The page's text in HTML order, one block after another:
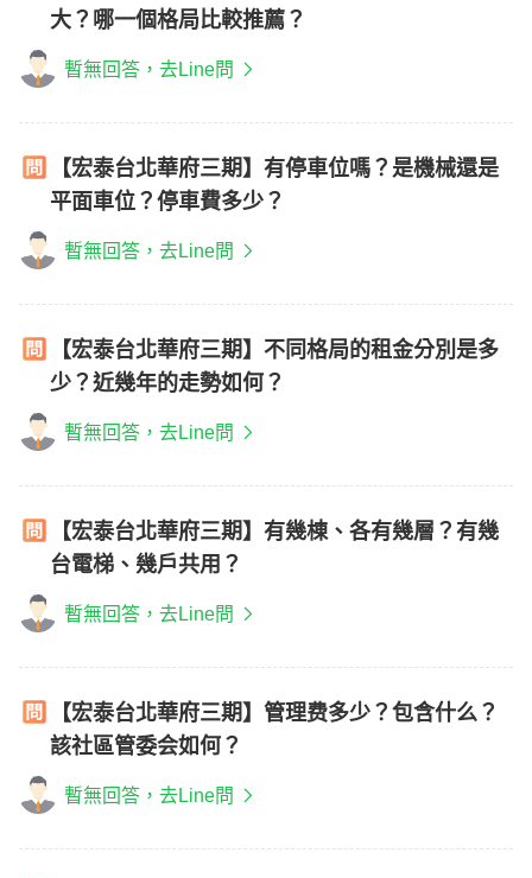
大？哪一個格局比較推薦？
暫無回答，去Line問
【宏泰台北華府三期】有停車位嗎？是機械還是
平面車位？停車費多少？
暫無回答，去Line問
【宏泰台北華府三期】不同格局的租金分別是多
少？近幾年的走勢如何？
暫無回答，去Line問
【宏泰台北華府三期】有幾棟、各有幾層？有幾
台電梯、幾戶共用？
暫無回答，去Line問
【宏泰台北華府三期】管理费多少？包含什么？
該社區管委会如何？
暫無回答，去Line問